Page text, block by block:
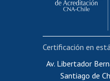
Cursos
Portal de
Certificado
Av. Libertador
Santiago de
Certificación en